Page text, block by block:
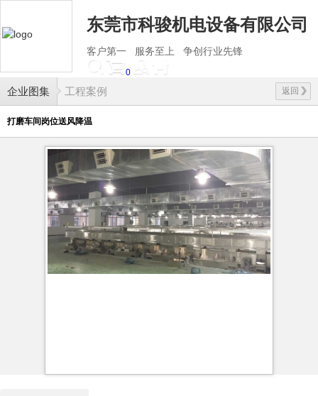
东莞市科骏机电设备有限公司
客户第一 服务至上 争创行业先锋
0
企业图集 返回
工程案例
打磨车间岗位送风降温